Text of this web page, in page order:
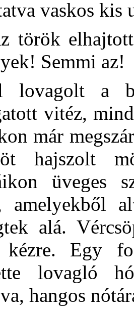
vaskos kis
török
Semmi az!
lovagolt a
vitéz,
már
hajszolt
üveges
amelyekből
alá.
kézre. Egy
lovagló
hangos